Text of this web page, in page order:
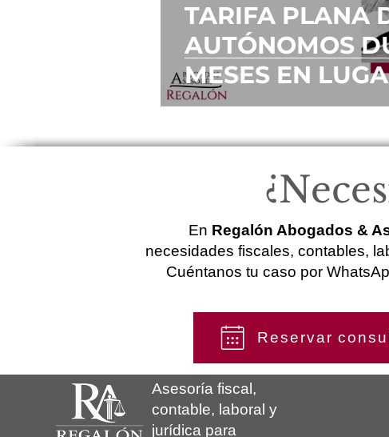
TARIFA PLANA
AUTÓNOMOS
MESES EN
En Regalón Abogados &
necesidades fiscales, contables,
Cuéntanos tu caso por
Reservar
Asesoría fiscal,
contable, laboral y
jurídica para